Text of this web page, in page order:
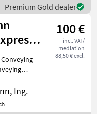
Premium Gold dealer
100 €
incl. VAT/
mediation
88,50 € excl.
Ing.